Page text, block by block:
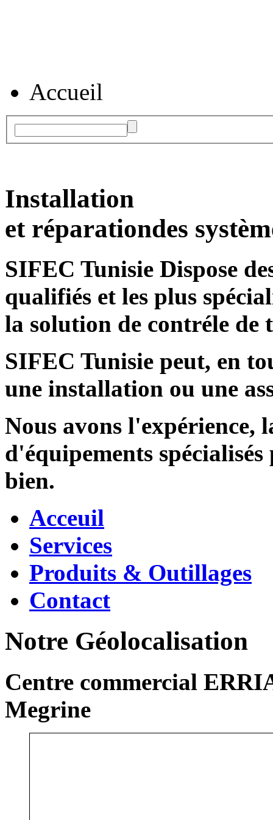
Accueil
Installation
et réparationdes
SIFEC Tunisie Dispose
qualifiés et les plus
la solution de contréle de
SIFEC Tunisie peut, en
une installation ou une
Nous avons l'expérience,
d'équipements
bien.
Acceuil
Services
Produits & Outillages
Contact
Notre Géolocalisation
Centre commercial
Megrine